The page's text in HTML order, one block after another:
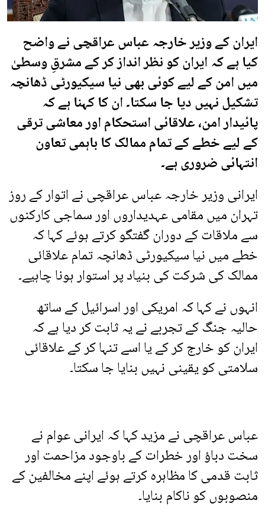
ایران کے وزیر خارجہ عباس عراقچی نے واضح
کیا ہے کہ ایران کو نظر انداز کر کے مشرقِ وسطیٰ
میں امن کے لیے کوئی بھی نیا سیکیورٹی ڈھانچہ
تشکیل نہیں دیا جا سکتا۔ ان کا کہنا ہے کہ
پائیدار امن، علاقائی استحکام اور معاشی ترقی
کے لیے خطے کے تمام ممالک کا باہمی تعاون
انتہائی ضروری ہے۔
ایرانی وزیر خارجہ عباس عراقچی نے اتوار کے روز
تہران میں مقامی عہدیداروں اور سماجی کارکنوں
سے ملاقات کے دوران گفتگو کرتے ہوئے کہا کہ
خطے میں نیا سیکیورٹی ڈھانچہ تمام علاقائی
ممالک کی شرکت کی بنیاد پر استوار ہونا چاہیے۔
انہوں نے کہا کہ امریکی اور اسرائیل کے ساتھ
حالیہ جنگ کے تجربے نے یہ ثابت کر دیا ہے کہ
ایران کو خارج کر کے یا اسے تنہا کر کے علاقائی
سلامتی کو یقینی نہیں بنایا جا سکتا۔
عباس عراقچی نے مزید کہا کہ ایرانی عوام نے
سخت دباؤ اور خطرات کے باوجود مزاحمت اور
ثابت قدمی کا مظاہرہ کرتے ہوئے اپنے مخالفین کے
منصوبوں کو ناکام بنایا۔